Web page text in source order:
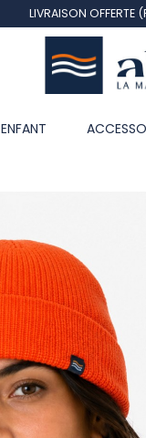
LIVRAISON OFFERTE
ENFANT